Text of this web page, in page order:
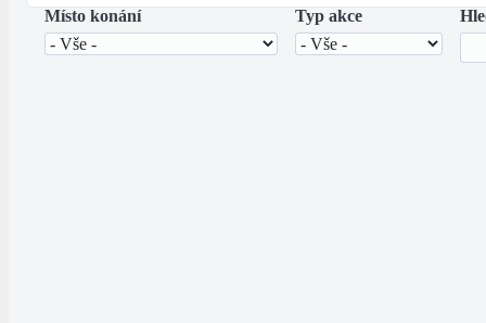
Místo konání Typ akce